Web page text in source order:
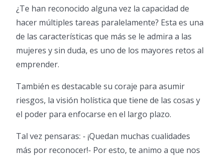
¿Te han reconocido alguna vez la capacidad de
hacer múltiples tareas paralelamente? Esta es una
de las características que más se le admira a las
mujeres y sin duda, es uno de los mayores retos al
emprender.
También es destacable su coraje para asumir
riesgos, la visión holística que tiene de las cosas y
el poder para enfocarse en el largo plazo.
Tal vez pensaras: - ¡Quedan muchas cualidades
más por reconocer!- Por esto, te animo a que nos